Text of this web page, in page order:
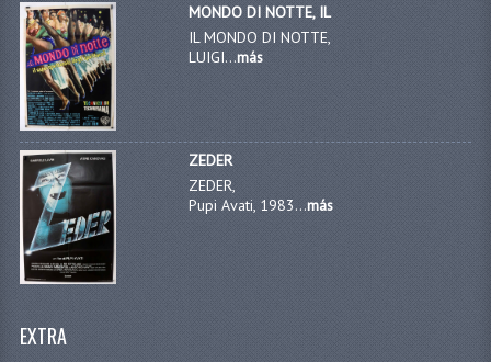
MONDO DI NOTTE, IL
IL MONDO DI NOTTE,
LUIGI...más
ZEDER
ZEDER,
Pupi Avati, 1983...más
EXTRA